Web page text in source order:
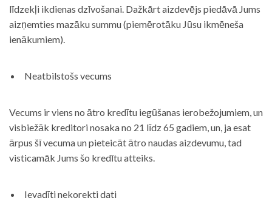
līdzekļi ikdienas dzīvošanai. Dažkārt aizdevējs piedāvā Jums
aizņemties mazāku summu (piemērotāku Jūsu ikmēneša
ienākumiem).
Neatbilstošs vecums
Vecums ir viens no ātro kredītu iegūšanas ierobežojumiem, un
visbiežāk kreditori nosaka no 21 līdz 65 gadiem, un, ja esat
ārpus šī vecuma un pieteicāt ātro naudas aizdevumu, tad
visticamāk Jums šo kredītu atteiks.
Ievadīti nekorekti dati